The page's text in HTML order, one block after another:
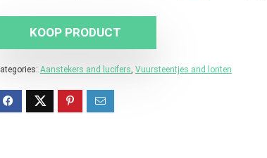
KOOP PRODUCT
Aanstekers and lucifers, Vuursteentjes and lonten